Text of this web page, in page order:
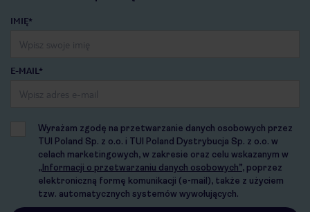
IMIĘ*
E-MAIL*
Wyrażam zgodę na przetwarzanie danych osobowych przez
TUI Poland Sp. z o.o. i TUI Poland Dystrybucja Sp. z o.o. w
celach marketingowych, w zakresie oraz celu wskazanym w
„Informacji o przetwarzaniu danych osobowych”, poprzez
elektroniczną formę komunikacji (e-mail), także z użyciem
tzw. automatycznych systemów wywołujących.